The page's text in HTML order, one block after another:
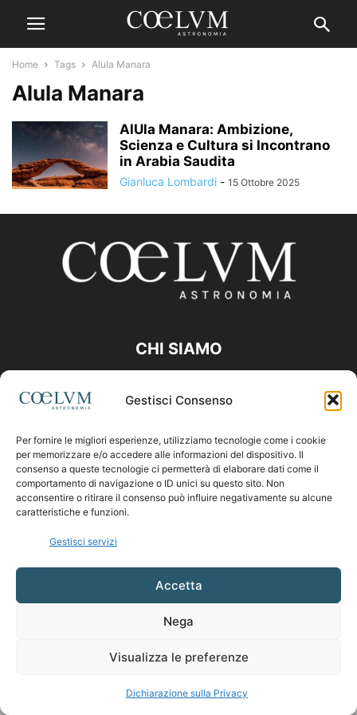
Gestisci Consenso
Per fornire le migliori esperienze, utilizziamo tecnologie come i cookie
per memorizzare e/o accedere alle informazioni del dispositivo. Il
consenso a queste tecnologie ci permetterà di elaborare dati come il
comportamento di navigazione o ID unici su questo sito. Non
acconsentire o ritirare il consenso può influire negativamente su alcune
caratteristiche e funzioni.
Gestisci servizi
Accetta
Nega
Visualizza le preferenze
Dichiarazione sulla Privacy
Home Tags Alula Manara
Alula Manara
AlUla Manara: Ambizione,
Scienza e Cultura si Incontrano
in Arabia Saudita
Gianluca Lombardi - 15 Ottobre 2025
CHI SIAMO
Contattaci:coelumastro@coelum.com
SEGUICI